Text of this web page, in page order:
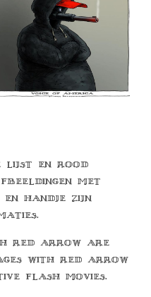
lijst en rood
met
handje zijn
red arrow are
with red arrow
flash movies.